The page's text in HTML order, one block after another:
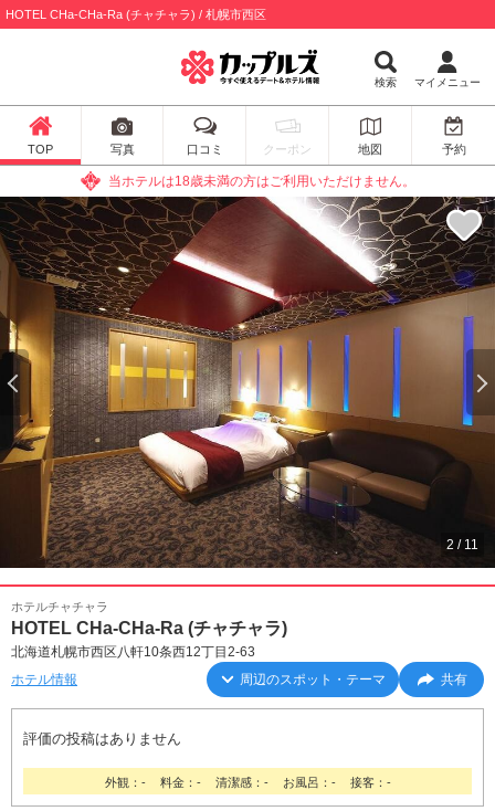
HOTEL CHa-CHa-Ra (チャチャラ) / 札幌市西区
検索 マイメニュー
TOP 写真 口コミ クーポン 地図 予約
当ホテルは18歳未満の方はご利用いただけません。
2 / 11
ホテルチャチャラ
HOTEL CHa-CHa-Ra (チャチャラ)
北海道札幌市西区八軒10条西12丁目2-63
ホテル情報
周辺のスポット・テーマ 共有
評価の投稿はありません
外観：- 料金：- 清潔感：- お風呂：- 接客：-